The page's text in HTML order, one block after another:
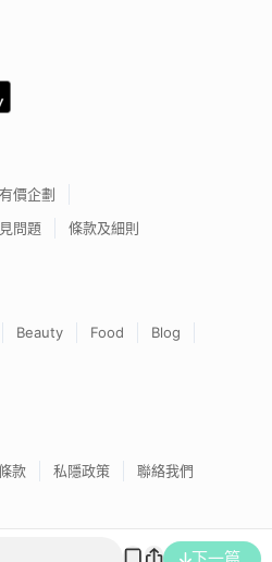
價企劃
問題 條款及細則
Beauty Food
Blog
款 私隱政策 聯絡我們